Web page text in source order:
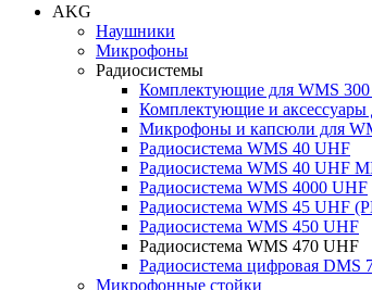
AKG
Наушники
Микрофоны
Радиосистемы
Комплектующие для WMS
Комплектующие и аксессуары
Микрофоны и капсюли для
Радиосистема WMS 40 UHF
Радиосистема WMS 40 UHF
Радиосистема WMS 4000 UHF
Радиосистема WMS 45 UHF
Радиосистема WMS 450 UHF
Радиосистема WMS 470 UHF
Радиосистема цифровая DMS
Микрофонные стойки